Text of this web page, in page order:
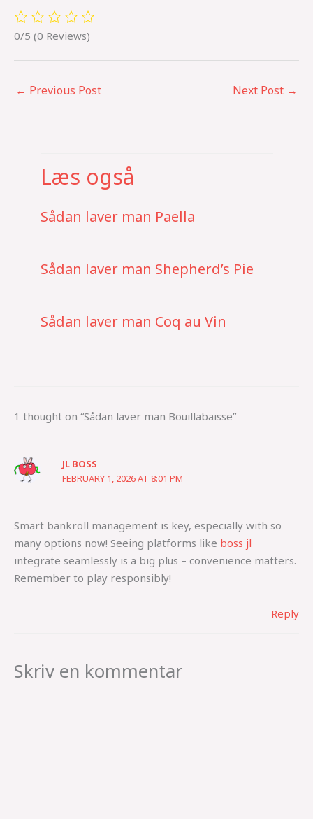
0/5 (0 Reviews)
← Previous Post Next Post →
Læs også
Sådan laver man Paella
Sådan laver man Shepherd’s Pie
Sådan laver man Coq au Vin
1 thought on “Sådan laver man Bouillabaisse”
JL BOSS
FEBRUARY 1, 2026 AT 8:01 PM
Smart bankroll management is key, especially with so
many options now! Seeing platforms like boss jl
integrate seamlessly is a big plus – convenience matters.
Remember to play responsibly!
Reply
Skriv en kommentar